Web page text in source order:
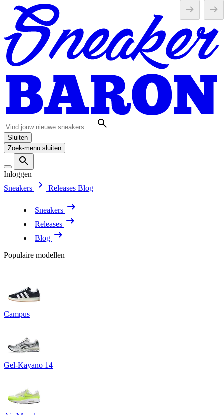
Sluiten
Zoek-menu sluiten
Inloggen
Sneakers
Releases Blog
Sneakers
Releases
Blog
Populaire modellen
Campus
Gel-Kayano 14